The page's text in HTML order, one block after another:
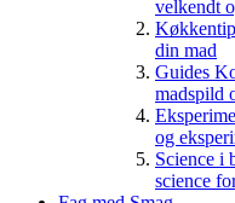
velkendt
din mad
Guides
madspild
og
Science i
science